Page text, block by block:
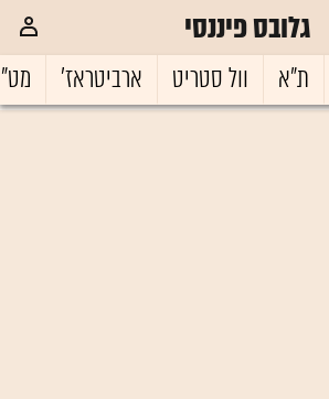
גלובס פיננסי
ת"א וול סטריט ארביטראז'